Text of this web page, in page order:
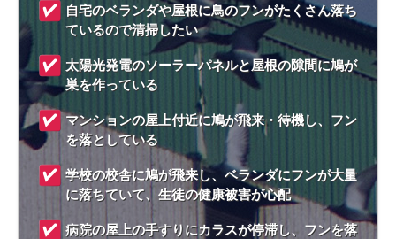
自宅のベランダや屋根に鳥のフンがたくさん落ち
ているので清掃したい
太陽光発電のソーラーパネルと屋根の隙間に鳩が
巣を作っている
マンションの屋上付近に鳩が飛来・待機し、フン
を落としている
学校の校舎に鳩が飛来し、ベランダにフンが大量
に落ちていて、生徒の健康被害が心配
病院の屋上の手すりにカラスが停滞し、フンを落